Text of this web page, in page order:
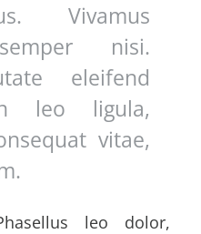
Vivamus
nisi.
eleifend
leo ligula,
vitae,
leo dolor,